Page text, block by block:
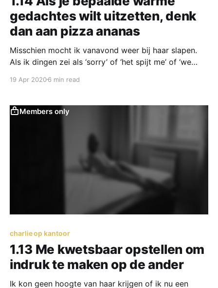
gedachtes wilt uitzetten, denk
dan aan pizza ananas
Misschien mocht ik vanavond weer bij haar slapen.
Als ik dingen zei als ‘sorry’ of ‘het spijt me’ of ‘we
19 Apr 20206 min read
Members only
charlie op kantoor
1.13 Me kwetsbaar opstellen om
indruk te maken op de ander
Ik kon geen hoogte van haar krijgen of ik nu een